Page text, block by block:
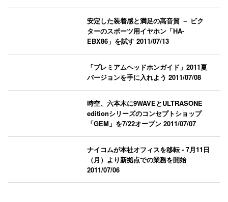
安定した装着感と満足の高音質 － ビク
ターのスポーツ用イヤホン「HA-
EBX86」を試す2011/07/13
「プレミアムヘッドホンガイド」2011夏
バージョンを手に入れよう2011/07/08
時空、六本木に9WAVEとULTRASONE
editionシリーズのコンセプトショップ
「GEM」を7/22オープン2011/07/07
ナイコムが本社オフィスを移転 - 7月11日
（月）より新拠点での業務を開始
2011/07/06